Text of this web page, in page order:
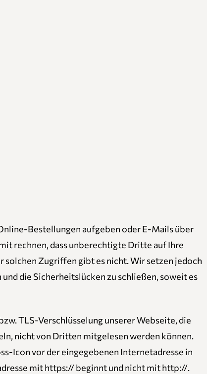
Bestellungen aufgeben oder E-Mails über
rechnen, dass unberechtigte Dritte auf Ihre
solchen Zugriffen gibt es nicht. Wir setzen jedoch
die Sicherheitslücken zu schließen, soweit es
TLS-Verschlüsselung unserer Webseite, die
nicht von Dritten mitgelesen werden können.
Icon vor der eingegebenen Internetadresse in
mit https:// beginnt und nicht mit http://.